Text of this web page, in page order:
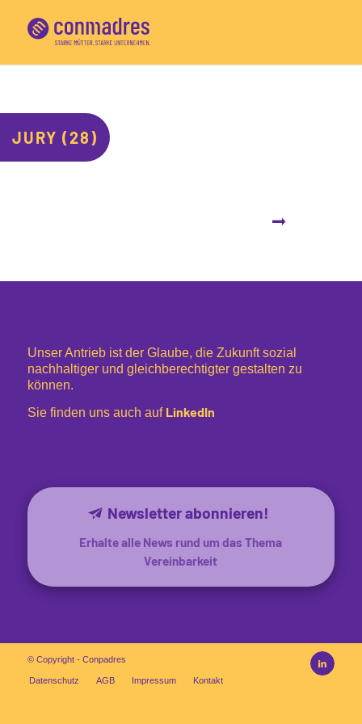
JURY (28)
Unser Antrieb ist der Glaube, die Zukunft sozial
nachhaltiger und gleichberechtigter gestalten zu
können.
Sie finden uns auch auf LinkedIn
Newsletter abonnieren!
Erhalte alle News rund um das Thema
Vereinbarkeit
© Copyright - Conpadres
Datenschutz AGB Impressum Kontakt